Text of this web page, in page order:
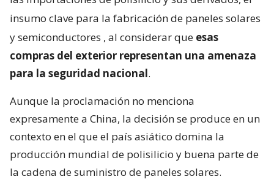
insumo clave para la fabricación de paneles solares
y semiconductores , al considerar que esas
compras del exterior representan una amenaza
para la seguridad nacional.
Aunque la proclamación no menciona
expresamente a China, la decisión se produce en un
contexto en el que el país asiático domina la
producción mundial de polisilicio y buena parte de
la cadena de suministro de paneles solares.